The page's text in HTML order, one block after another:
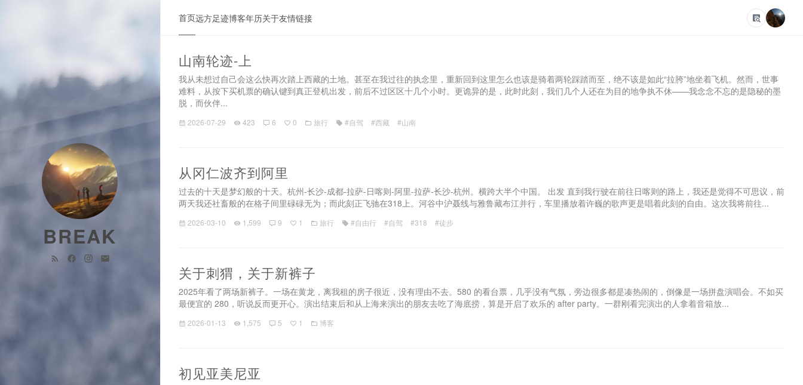
BREAK
首页远方足迹博客年历关于友情链接
山南轮迹-上
我从未想过自己会这么快再次踏上西藏的土地。甚至在我过往的执念里，重新回到这里怎么也该是骑着两轮踩踏而至，绝不该是如此“拉胯”地坐着飞机。然而，世事
难料，从按下买机票的确认键到真正登机出发，前后不过区区十几个小时。更诡异的是，此时此刻，我们几个人还在为目的地争执不休——我念念不忘的是隐秘的墨
脱，而伙伴...
2026-07-29 423 6 0 旅行 #自驾 #西藏 #山南
从冈仁波齐到阿里
过去的十天是梦幻般的十天。杭州-长沙-成都-拉萨-日喀则-阿里-拉萨-长沙-杭州。横跨大半个中国。 出发 直到我行驶在前往日喀则的路上，我还是觉得不可思议，前
两天我还社畜般的在格子间里碌碌无为；而此刻正飞驰在318上。河谷中沪聂线与雅鲁藏布江并行，车里播放着许巍的歌声更是唱着此刻的自由。这次我将前往...
2026-03-10 1,599 9 1 旅行 #自由行 #自驾 #318 #徒步
关于刺猬，关于新裤子
2025年看了两场新裤子。一场在黄龙，离我租的房子很近，没有理由不去。580 的看台票，几乎没有气氛，旁边很多都是凑热闹的，倒像是一场拼盘演唱会。不如买
最便宜的 280，听说反而更开心。演出结束后和从上海来演出的朋友去吃了海底捞，算是开启了欢乐的 after party。一群刚看完演出的人拿着音箱放...
2026-01-13 1,575 5 1 博客
初见亚美尼亚